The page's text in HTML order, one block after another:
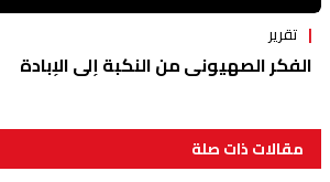
تقرير
الفكر الصهيوني من النكبة إلى الإبادة
مقالات ذات صلة